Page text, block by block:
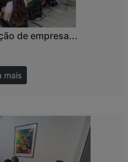
de empresa...
mais